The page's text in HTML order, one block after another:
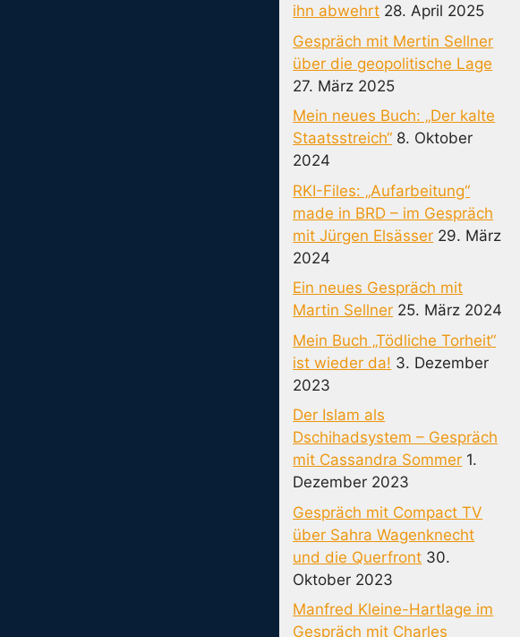
ihn abwehrt 28. April 2025
Gespräch mit Mertin Sellner
über die geopolitische Lage
27. März 2025
Mein neues Buch: „Der kalte
Staatsstreich“ 8. Oktober
2024
RKI-Files: „Aufarbeitung“
made in BRD – im Gespräch
mit Jürgen Elsässer 29. März
2024
Ein neues Gespräch mit
Martin Sellner 25. März 2024
Mein Buch „Tödliche Torheit“
ist wieder da! 3. Dezember
2023
Der Islam als
Dschihadsystem – Gespräch
mit Cassandra Sommer 1.
Dezember 2023
Gespräch mit Compact TV
über Sahra Wagenknecht
und die Querfront 30.
Oktober 2023
Manfred Kleine-Hartlage im
Gespräch mit Charles